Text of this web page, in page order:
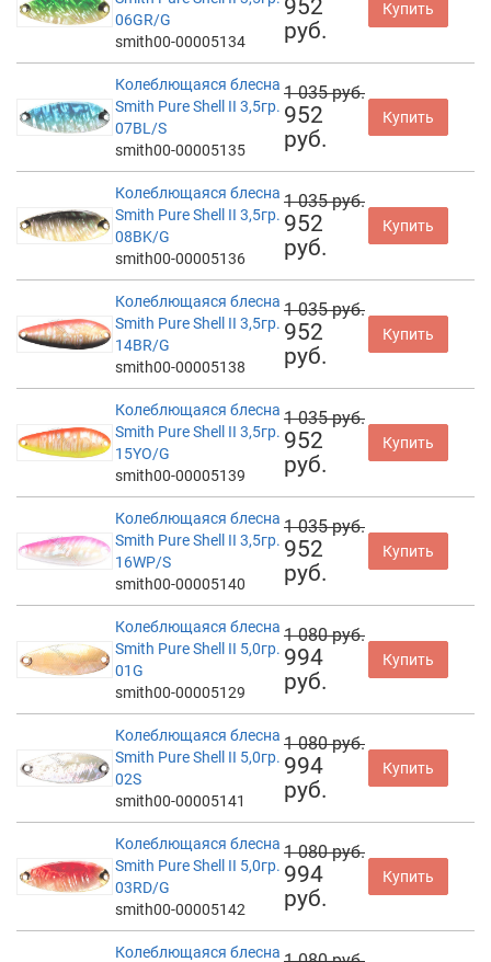
06GR/G
smith00-00005134
952
руб.
Купить
Колеблющаяся блесна
Smith Pure Shell II 3,5гр.
07BL/S
smith00-00005135
1 035 руб.
952
руб.
Купить
Колеблющаяся блесна
Smith Pure Shell II 3,5гр.
08BK/G
smith00-00005136
1 035 руб.
952
руб.
Купить
Колеблющаяся блесна
Smith Pure Shell II 3,5гр.
14BR/G
smith00-00005138
1 035 руб.
952
руб.
Купить
Колеблющаяся блесна
Smith Pure Shell II 3,5гр.
15YO/G
smith00-00005139
1 035 руб.
952
руб.
Купить
Колеблющаяся блесна
Smith Pure Shell II 3,5гр.
16WP/S
smith00-00005140
1 035 руб.
952
руб.
Купить
Колеблющаяся блесна
Smith Pure Shell II 5,0гр.
01G
smith00-00005129
1 080 руб.
994
руб.
Купить
Колеблющаяся блесна
Smith Pure Shell II 5,0гр.
02S
smith00-00005141
1 080 руб.
994
руб.
Купить
Колеблющаяся блесна
Smith Pure Shell II 5,0гр.
03RD/G
smith00-00005142
1 080 руб.
994
руб.
Купить
Колеблющаяся блесна